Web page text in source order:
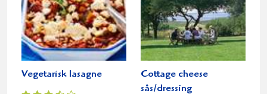
Vegetarisk lasagne
Cottage cheese
sås/dressing